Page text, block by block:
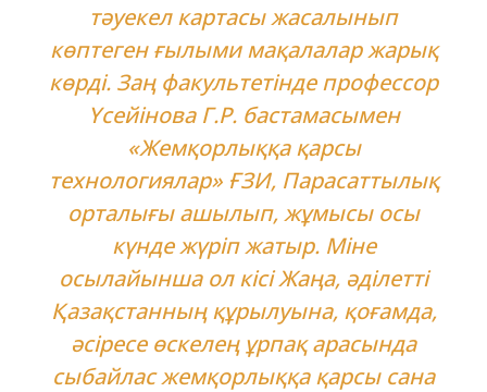
тәуекел картасы жасалынып
көптеген ғылыми мақалалар жарық
көрді. Заң факультетінде профессор
Үсейінова Г.Р. бастамасымен
«Жемқорлыққа қарсы
технологиялар» ҒЗИ, Парасаттылық
орталығы ашылып, жұмысы осы
күнде жүріп жатыр. Міне
осылайынша ол кісі Жаңа, әділетті
Қазақстанның құрылуына, қоғамда,
әсіресе өскелең ұрпақ арасында
сыбайлас жемқорлыққа қарсы сана